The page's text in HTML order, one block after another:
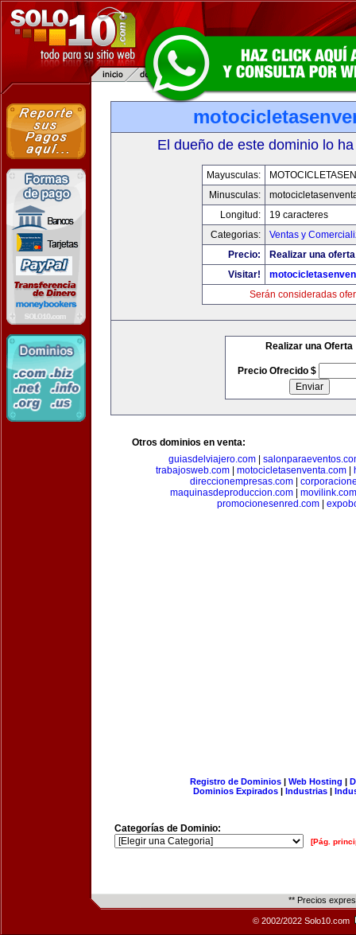
El dueño de este dominio lo
Mayusculas:
Minusculas:
Longitud:
19 caracteres
Categorias:
Ventas y
Precio:
Realizar una
Visitar!
Serán consideradas
Realizar una Oferta
Precio Ofrecido $
Otros dominios en venta:
guiasdelviajero.com|
trabajosweb.com| motocicletasenventa.com|
direccionempresas.com|
maquinasdeproduccion.com
movilink.com
promocionesenred.com|
Registro de Dominios| Web Hosting |
Dominios Expirados | Industrias |
Categorías de Dominio:
[Pág.
** Precios
© 2002/2022 Solo10.com